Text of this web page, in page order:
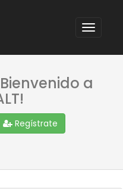
a
Regístrate